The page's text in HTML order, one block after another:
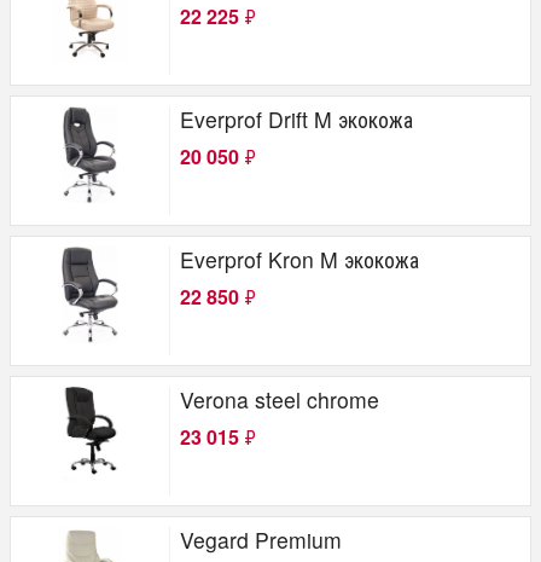
22 225 ₽
Everprof Drift M экокожа
20 050 ₽
Everprof Kron M экокожа
22 850 ₽
Verona steel chrome
23 015 ₽
Vegard Premium